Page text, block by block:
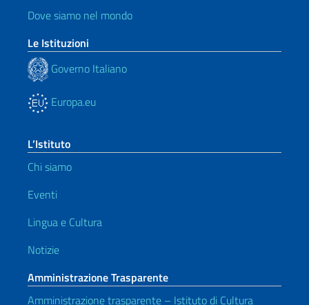
Dove siamo nel mondo
Le Istituzioni
Governo Italiano
Europa.eu
L’Istituto
Chi siamo
Eventi
Lingua e Cultura
Notizie
Amministrazione Trasparente
Amministrazione trasparente – Istituto di Cultura